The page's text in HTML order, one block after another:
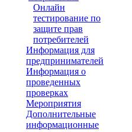
Онлайн
тестирование по
защите прав
потребителей
Информация для
предпринимателей
Информация о
проведенных
проверках
Мероприятия
Дополнительные
информационные